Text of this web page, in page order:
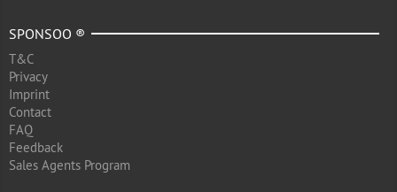
SPONSOO ®
T&C
Privacy
Imprint
Contact
FAQ
Feedback
Sales Agents Program